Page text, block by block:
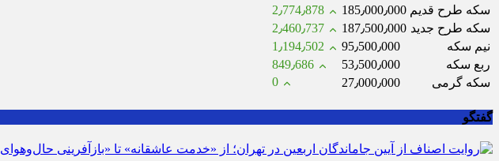
سکه طرح قدیم 185٫000٫000
2٫774٫878
سکه طرح جدید 187٫500٫000
2٫460٫737
نیم سکه
95٫500٫000
1٫194٫502
ربع سکه
53٫500٫000
849٫686
سکه گرمی
27٫000٫000 0
گفتگو